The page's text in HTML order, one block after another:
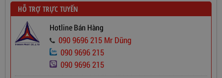
HỖ TRỢ TRỰC TUYẾN
Hotline Bán Hàng
090 9696 215 Mr Dũng
090 9696 215
090 9696 215